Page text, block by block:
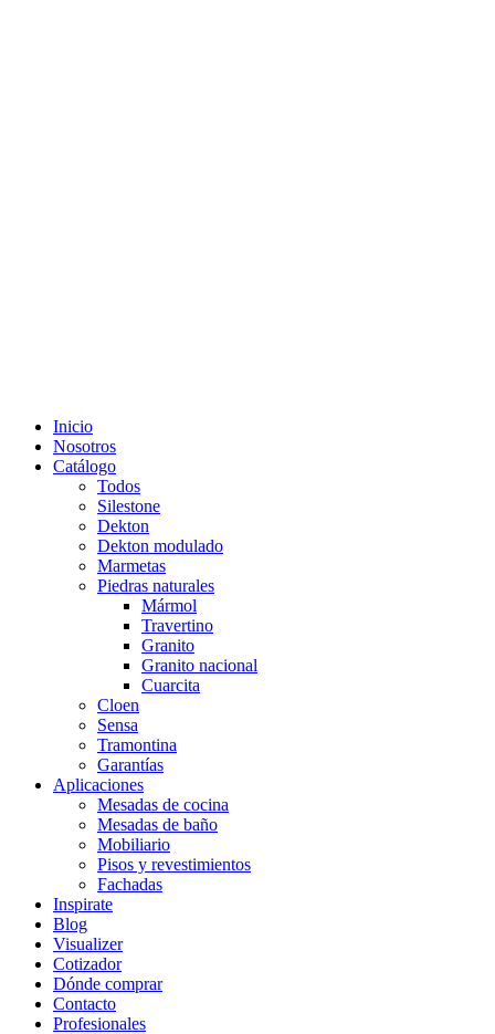
Inicio
Nosotros
Catálogo
Todos
Silestone
Dekton
Dekton modulado
Marmetas
Piedras naturales
Mármol
Travertino
Granito
Granito nacional
Cuarcita
Cloen
Sensa
Tramontina
Garantías
Aplicaciones
Mesadas de cocina
Mesadas de baño
Mobiliario
Pisos y revestimientos
Fachadas
Inspirate
Blog
Visualizer
Cotizador
Dónde comprar
Contacto
Profesionales